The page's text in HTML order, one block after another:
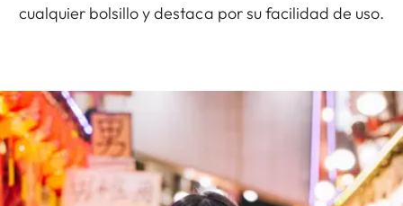
cualquier bolsillo y destaca por su facilidad de uso.